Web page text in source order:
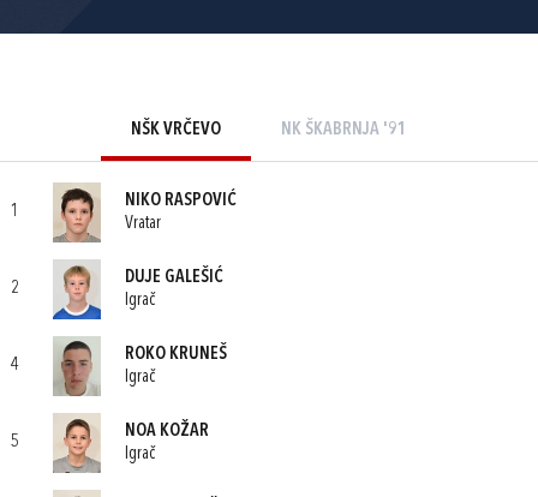
NŠK VRČEVO NK ŠKABRNJA '91
1
NIKO RASPOVIĆ
Vratar
2
DUJE GALEŠIĆ
Igrač
4
ROKO KRUNEŠ
Igrač
5
NOA KOŽAR
Igrač